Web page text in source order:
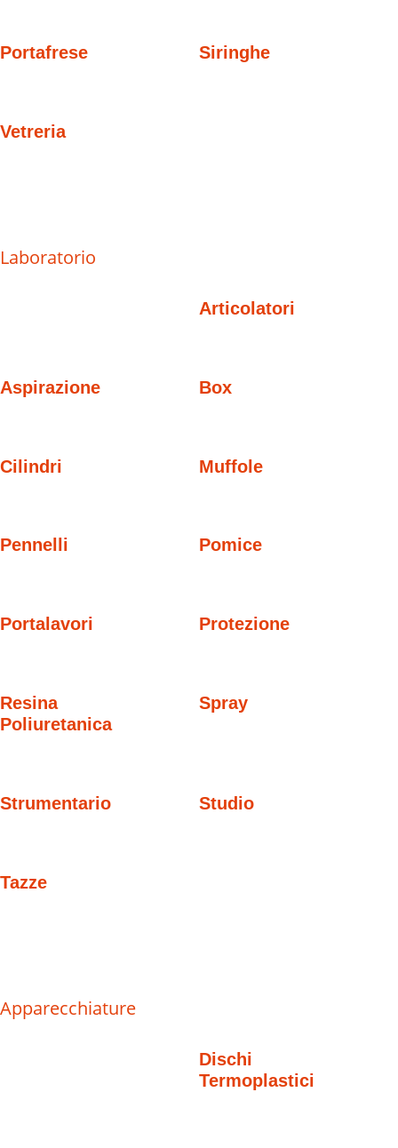
Portafrese Siringhe
Vetreria
Laboratorio
Articolatori
Aspirazione Box
Cilindri Muffole
Pennelli Pomice
Portalavori Protezione
Resina
Poliuretanica
Spray
Strumentario Studio
Tazze
Apparecchiature
Dischi
Termoplastici